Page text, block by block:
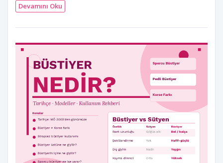
Devamını Oku